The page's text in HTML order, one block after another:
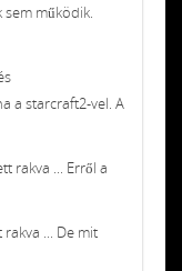
sem működik.
a starcraft2-vel. A
rakva ... Erről a
... De mit